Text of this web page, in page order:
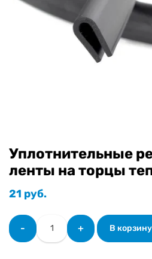
Уплотнительные
ленты на торцы
21 руб.
-
Количество
товара
Уплотнительные
+ В корзину